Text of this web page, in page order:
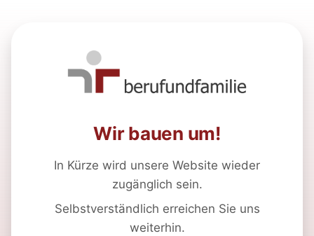
Wir bauen um!
In Kürze wird unsere Website wieder
zugänglich sein.
Selbstverständlich erreichen Sie uns
weiterhin.